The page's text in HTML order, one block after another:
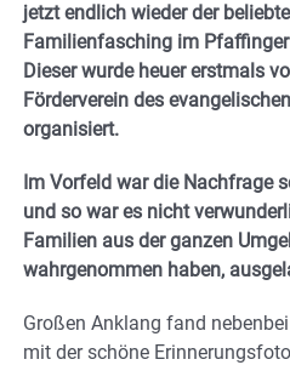
jetzt endlich wieder der
Familienfasching im
Dieser wurde heuer erstmals
Förderverein des
organisiert.
Im Vorfeld war die Nachfrage
und so war es nicht
Familien aus der ganzen
wahrgenommen haben,
Großen Anklang fand
mit der schöne